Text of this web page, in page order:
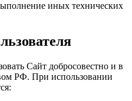
иных технических
Сайт добросовестно и в
РФ. При использовании